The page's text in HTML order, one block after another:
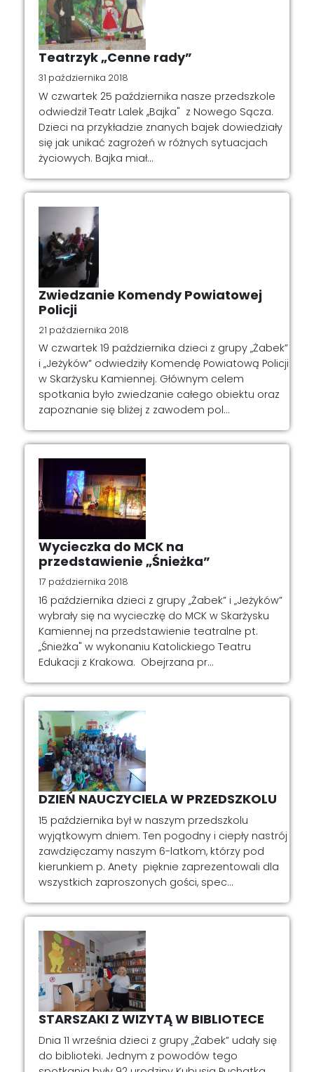
Teatrzyk „Cenne rady”
31 października 2018
W czwartek 25 października nasze przedszkole
odwiedził Teatr Lalek ,,Bajka" z Nowego Sącza.
Dzieci na przykładzie znanych bajek dowiedziały
się jak unikać zagrożeń w różnych sytuacjach
życiowych. Bajka miał...
Zwiedzanie Komendy Powiatowej
Policji
21 października 2018
W czwartek 19 października dzieci z grupy „Żabek”
i „Jeżyków” odwiedziły Komendę Powiatową Policji
w Skarżysku Kamiennej. Głównym celem
spotkania było zwiedzanie całego obiektu oraz
zapoznanie się bliżej z zawodem pol...
Wycieczka do MCK na
przedstawienie „Śnieżka”
17 października 2018
16 października dzieci z grupy „Żabek” i „Jeżyków”
wybrały się na wycieczkę do MCK w Skarżysku
Kamiennej na przedstawienie teatralne pt.
„Śnieżka" w wykonaniu Katolickiego Teatru
Edukacji z Krakowa. Obejrzana pr...
DZIEŃ NAUCZYCIELA W PRZEDSZKOLU
15 października był w naszym przedszkolu
wyjątkowym dniem. Ten pogodny i ciepły nastrój
zawdzięczamy naszym 6-latkom, którzy pod
kierunkiem p. Anety pięknie zaprezentowali dla
wszystkich zaproszonych gości, spec...
STARSZAKI Z WIZYTĄ W BIBLIOTECE
Dnia 11 września dzieci z grupy „Żabek” udały się
do biblioteki. Jednym z powodów tego